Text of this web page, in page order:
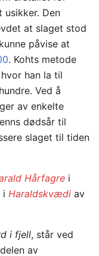
Den
at slaget stod
påvise at
. Kohts metode
han la til
Ved å
av enkelte
dødsår til
slaget til tiden
Hårfagre i
i Haraldskvædi av
i fjell, står ved
av